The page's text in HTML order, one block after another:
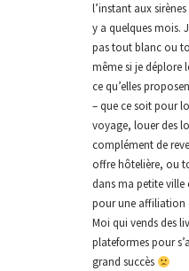
l’instant aux
y a quelques mois.
pas tout blanc ou
même si je déplore
ce qu’elles
– que ce soit pour
voyage, louer des
complément de
offre hôtelière, ou
dans ma petite ville
pour une affiliation
Moi qui vends des
plateformes pour
grand succès